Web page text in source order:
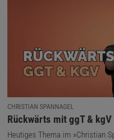
CHRISTIAN SPANNAGEL
:
Rückwärts mit ggT & kgV
Heutiges Thema im »Christian